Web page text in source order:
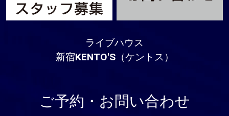
ライブハウス
新宿KENTO'S（ケントス）
ご予約・お問い合わせ